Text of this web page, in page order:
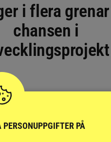
i flera
chansen i
PÅ